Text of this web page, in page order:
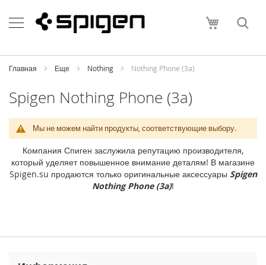
to
Content
Моя
h
o
i
P
h
e
1
M
Главная Еще Nothing Nothing Phone (3a)
Spigen Nothing Phone (3a)
Мы не можем найти продукты, соответствующие выбору.
Компания Спиген заслужила репутацию производителя,
который уделяет повышенное внимание деталям! В магазине
Spigen.su продаются только оригинальные аксессуары Spigen
Nothing Phone (3a)!